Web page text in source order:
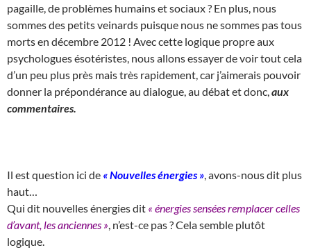
pagaille, de problèmes humains et sociaux ? En plus, nous
sommes des petits veinards puisque nous ne sommes pas tous
morts en décembre 2012 ! Avec cette logique propre aux
psychologues ésotéristes, nous allons essayer de voir tout cela
d’un peu plus près mais très rapidement, car j’aimerais pouvoir
donner la prépondérance au dialogue, au débat et donc, aux
commentaires.
Il est question ici de « Nouvelles énergies » , avons-nous dit plus
haut…
Qui dit nouvelles énergies dit « énergies sensées remplacer celles
d’avant, les anciennes » , n’est-ce pas ? Cela semble plutôt
logique.